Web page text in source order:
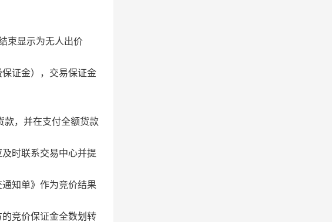
束显示为无人出价
证金），交易保证金
款，并在支付全额货款
时联系交易中心并提
知单》作为竞价结果
竞价保证金全数划转